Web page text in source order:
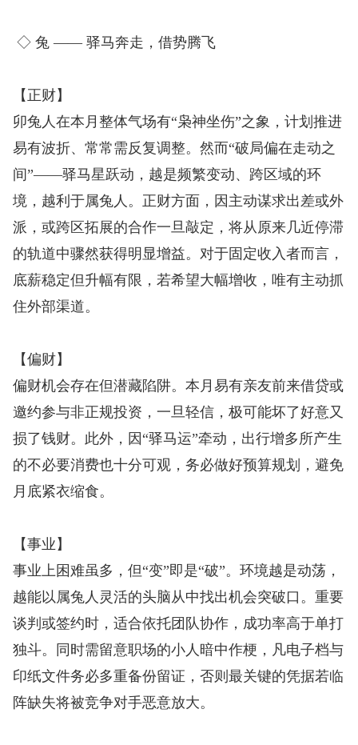
◇ 兔 —— 驿马奔走，借势腾飞
【正财】
卯兔人在本月整体气场有“枭神坐伤”之象，计划推进
易有波折、常常需反复调整。然而“破局偏在走动之
间”——驿马星跃动，越是频繁变动、跨区域的环
境，越利于属兔人。正财方面，因主动谋求出差或外
派，或跨区拓展的合作一旦敲定，将从原来几近停滞
的轨道中骤然获得明显增益。对于固定收入者而言，
底薪稳定但升幅有限，若希望大幅增收，唯有主动抓
住外部渠道。
【偏财】
偏财机会存在但潜藏陷阱。本月易有亲友前来借贷或
邀约参与非正规投资，一旦轻信，极可能坏了好意又
损了钱财。此外，因“驿马运”牵动，出行增多所产生
的不必要消费也十分可观，务必做好预算规划，避免
月底紧衣缩食。
【事业】
事业上困难虽多，但“变”即是“破”。环境越是动荡，
越能以属兔人灵活的头脑从中找出机会突破口。重要
谈判或签约时，适合依托团队协作，成功率高于单打
独斗。同时需留意职场的小人暗中作梗，凡电子档与
印纸文件务必多重备份留证，否则最关键的凭据若临
阵缺失将被竞争对手恶意放大。